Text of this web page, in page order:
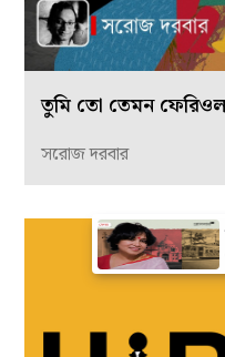
তুমি তো তেমন
সরোজ দরবার